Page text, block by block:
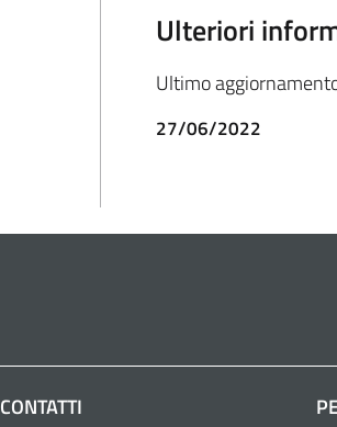
Ulteriori
Ultimo
27/06/2022
CONTATTI